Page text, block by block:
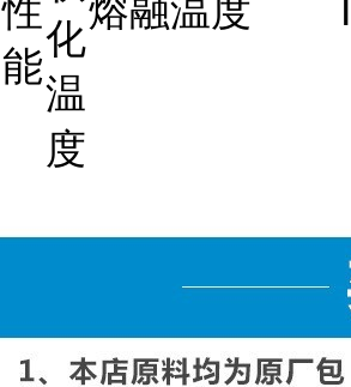
性
能
化
温
度
熔融温度